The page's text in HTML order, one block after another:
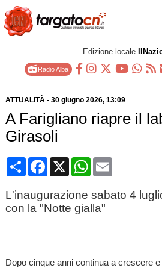
Edizione locale
Radio Alba
ATTUALITÀ- 30 giugno 2026, 13:09
A Farigliano riapre il
Girasoli
CondividiFacebook
X WhatsApp
Email
L'inaugurazione sabato 4
con la "Notte gialla"
Dopo cinque anni continua a crescere